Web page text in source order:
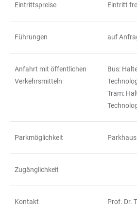
Eintrittspreise Eintritt
Führungen auf
Anfahrt mit öffentlichen
Verkehrsmitteln
Bus:
Tram:
Parkmöglichkeit
Zugänglichkeit
Kontakt
Prof. Dr.